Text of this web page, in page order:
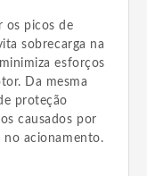
os picos de
sobrecarga na
esforços
Da mesma
proteção
causados por
no acionamento.